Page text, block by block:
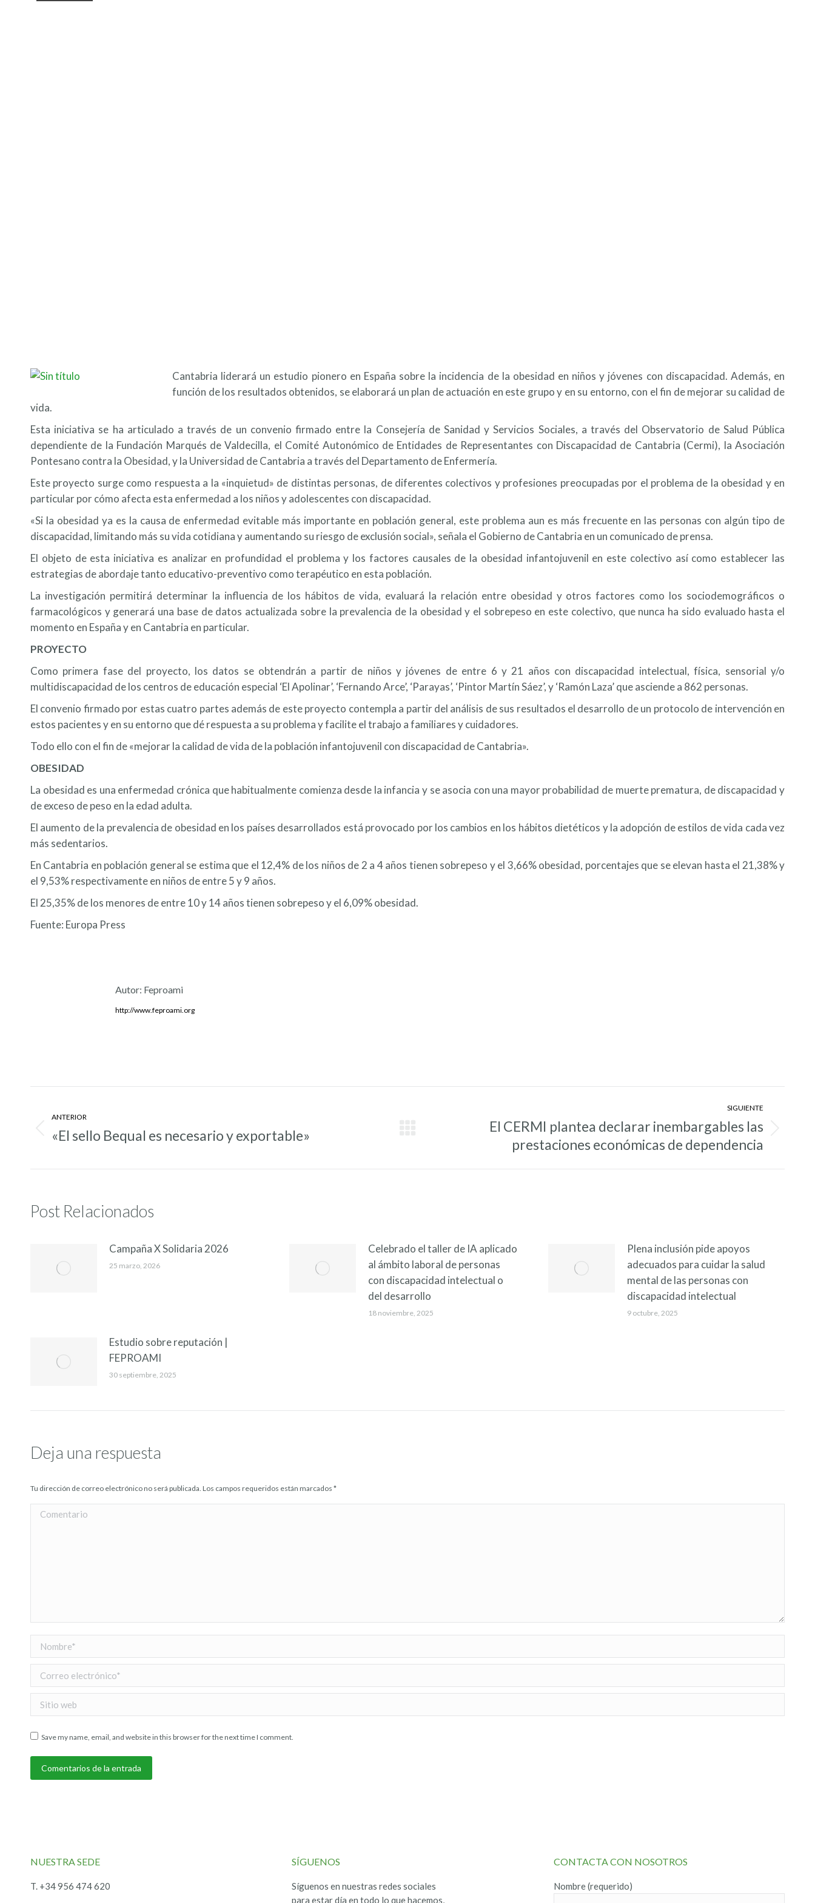
Cantabria liderará un estudio pionero en España sobre la incidencia de la obesidad en niños y jóvenes con discapacidad. Además, en
función de los resultados obtenidos, se elaborará un plan de actuación en este grupo y en su entorno, con el fin de mejorar su calidad de
vida.
Esta iniciativa se ha articulado a través de un convenio firmado entre la Consejería de Sanidad y Servicios Sociales, a través del Observatorio de Salud Pública
dependiente de la Fundación Marqués de Valdecilla, el Comité Autonómico de Entidades de Representantes con Discapacidad de Cantabria (Cermi), la Asociación
Pontesano contra la Obesidad, y la Universidad de Cantabria a través del Departamento de Enfermería.
Este proyecto surge como respuesta a la «inquietud» de distintas personas, de diferentes colectivos y profesiones preocupadas por el problema de la obesidad y en
particular por cómo afecta esta enfermedad a los niños y adolescentes con discapacidad.
«Si la obesidad ya es la causa de enfermedad evitable más importante en población general, este problema aun es más frecuente en las personas con algún tipo de
discapacidad, limitando más su vida cotidiana y aumentando su riesgo de exclusión social», señala el Gobierno de Cantabria en un comunicado de prensa.
El objeto de esta iniciativa es analizar en profundidad el problema y los factores causales de la obesidad infantojuvenil en este colectivo así como establecer las
estrategias de abordaje tanto educativo-preventivo como terapéutico en esta población.
La investigación permitirá determinar la influencia de los hábitos de vida, evaluará la relación entre obesidad y otros factores como los sociodemográficos o
farmacológicos y generará una base de datos actualizada sobre la prevalencia de la obesidad y el sobrepeso en este colectivo, que nunca ha sido evaluado hasta el
momento en España y en Cantabria en particular.
PROYECTO
Como primera fase del proyecto, los datos se obtendrán a partir de niños y jóvenes de entre 6 y 21 años con discapacidad intelectual, física, sensorial y/o
multidiscapacidad de los centros de educación especial ‘El Apolinar’, ‘Fernando Arce’, ‘Parayas’, ‘Pintor Martín Sáez’, y ‘Ramón Laza’ que asciende a 862 personas.
El convenio firmado por estas cuatro partes además de este proyecto contempla a partir del análisis de sus resultados el desarrollo de un protocolo de intervención en
estos pacientes y en su entorno que dé respuesta a su problema y facilite el trabajo a familiares y cuidadores.
Todo ello con el fin de «mejorar la calidad de vida de la población infantojuvenil con discapacidad de Cantabria».
OBESIDAD
La obesidad es una enfermedad crónica que habitualmente comienza desde la infancia y se asocia con una mayor probabilidad de muerte prematura, de discapacidad y
de exceso de peso en la edad adulta.
El aumento de la prevalencia de obesidad en los países desarrollados está provocado por los cambios en los hábitos dietéticos y la adopción de estilos de vida cada vez
más sedentarios.
En Cantabria en población general se estima que el 12,4% de los niños de 2 a 4 años tienen sobrepeso y el 3,66% obesidad, porcentajes que se elevan hasta el 21,38% y
el 9,53% respectivamente en niños de entre 5 y 9 años.
El 25,35% de los menores de entre 10 y 14 años tienen sobrepeso y el 6,09% obesidad.
Fuente: Europa Press
Autor: Feproami
http://www.feproami.org
entre
entradas
ANTERIOR
Entrada
«El sello Bequal es necesario y exportable»
SIGUIENTE
El CERMI plantea declarar inembargables las
prestaciones económicas de dependencia
Post Relacionados
Campaña X Solidaria 2026
25 marzo, 2026
Celebrado el taller de IA aplicado
al ámbito laboral de personas
con discapacidad intelectual o
del desarrollo
18 noviembre, 2025
Plena inclusión pide apoyos
adecuados para cuidar la salud
mental de las personas con
discapacidad intelectual
9 octubre, 2025
Estudio sobre reputación |
FEPROAMI
30 septiembre, 2025
Deja una respuesta
Tu dirección de correo electrónico no será publicada. Los campos requeridos están marcados *
Comentario
Nombre *
Correo electrónico *
Sitio web
Save my name, email, and website in this browser for the next time I comment.
Comentarios de la entrada
NUESTRA SEDE
T. +34 956 474 620
SÍGUENOS
Síguenos en nuestras redes sociales
para estar día en todo lo que hacemos,
CONTACTA CON NOSOTROS
Nombre (requerido)